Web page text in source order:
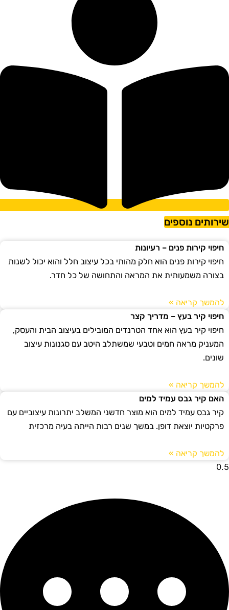
נוספים
חיפוי קירות פנים – רעיונות
חיפוי קירות פנים הוא חלק מהותי בכל עיצוב חלל והוא יכול לשנות
בצורה משמעותית את המראה והתחושה של כל חדר.
להמשך קריאה »
חיפוי קיר בעץ – מדריך קצר
חיפוי קיר בעץ הוא אחד הטרנדים המובילים בעיצוב הבית והעסק,
המעניק מראה חמים וטבעי שמשתלב היטב עם סגנונות עיצוב
שונים.
להמשך קריאה »
האם קיר גבס עמיד למים
קיר גבס עמיד למים הוא מוצר חדשני המשלב יתרונות עיצוביים עם
פרקטיות יוצאת דופן. במשך שנים רבות הייתה בעיה מרכזית
להמשך קריאה »